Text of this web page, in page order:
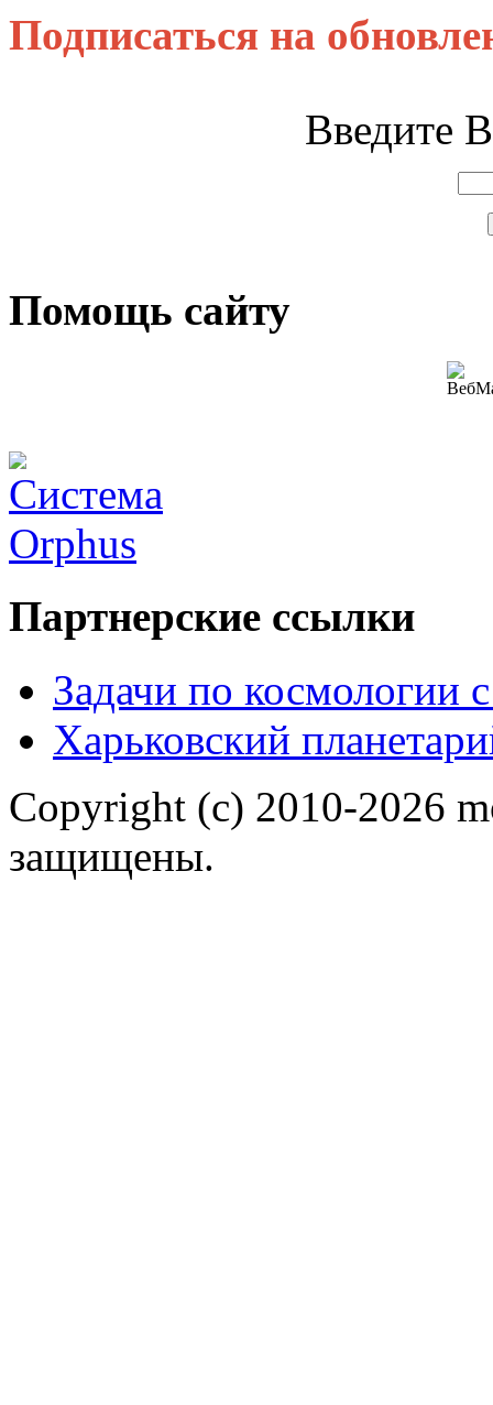
Подписаться на
Введите
Помощь сайту
Партнерские ссылки
Задачи по космологии
Харьковский
Copyright (c) 2010-2026
защищены.